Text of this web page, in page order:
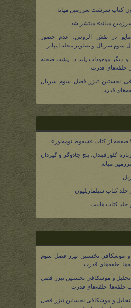
کتاب سرشت سرزمین میانه
میانه» منتشر شد
در نقش الروس، عدم حضور
سوم سریال و تصاویر مجله امپایر
و دیگر موجودات پلید در پشت صحنه
حلقه‌های قدرت
نخستین تیزر فصل سوم سریال
قدرت
گلورفیندل، پنج جادوگر و گیردان
کتاب سیلماریلیون
کتاب هابیت
و موشکافی نخستین تیزر فصل سوم
حلقه‌های قدرت
تحلیل و موشکافی نخستین تیزر فصل
حلقه‌ها: حلقه‌های قدرت
تحلیل و موشکافی نخستین تیزر فصل